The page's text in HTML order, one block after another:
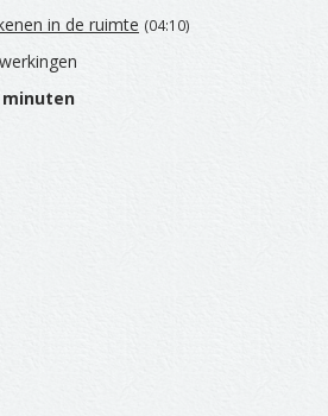
in de ruimte (04:10)
minuten